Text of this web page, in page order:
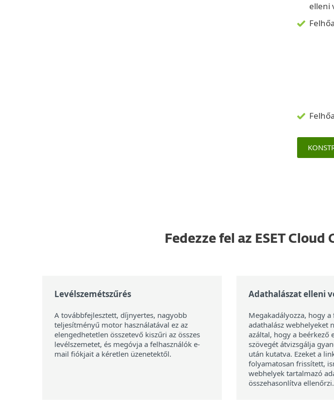
elleni
Fedezze fel az ESET
Levélszemétszűrés
A továbbfejlesztett, díjnyertes, nagyobb
teljesítményű motor használatával ez az
elengedhetetlen összetevő kiszűri az összes
levélszemetet, és megóvja a felhasználók e-
mail fiókjait a kéretlen üzenetektől.
Adathalászat elleni
Megakadályozza, hogy a
adathalász webhelyeket
azáltal, hogy a beérkező
szövegét átvizsgálja
után kutatva. Ezeket a
folyamatosan frissített,
webhelyek tartalmazó
összehasonlítva ellenőrzi.